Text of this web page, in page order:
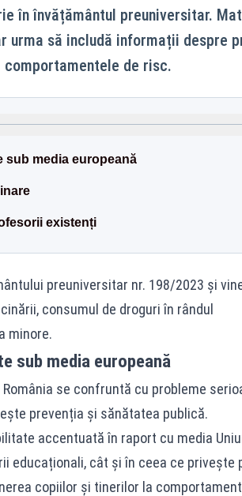
în învățământul preuniversitar.
urma să includă informații despre
de risc.
sub media europeană
existenți
preuniversitar nr. 198/2023 și
consumul de droguri în rândul
minore.
sub media europeană
se confruntă cu probleme
prevenția și sănătatea publică.
accentuată în raport cu media
educaționali, cât și în ceea ce privește
copiilor și tinerilor la